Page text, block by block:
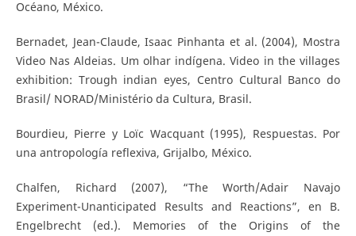
Océano, México.
Bernadet, Jean-Claude, Isaac Pinhanta et al. (2004), Mostra
Video Nas Aldeias. Um olhar indígena. Video in the villages
exhibition: Trough indian eyes, Centro Cultural Banco do
Brasil/ NORAD/Ministério da Cultura, Brasil.
Bourdieu, Pierre y Loïc Wacquant (1995), Respuestas. Por
una antropología reflexiva, Grijalbo, México.
Chalfen, Richard (2007), “The Worth/Adair Navajo
Experiment-Unanticipated Results and Reactions”, en B.
Engelbrecht (ed.). Memories of the Origins of the